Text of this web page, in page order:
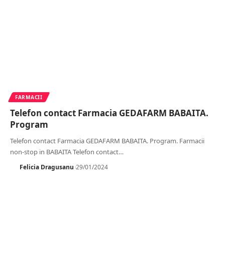
FARMACII
Telefon contact Farmacia GEDAFARM BABAITA.
Program
Telefon contact Farmacia GEDAFARM BABAITA. Program. Farmacii
non-stop in BABAITA Telefon contact…
Felicia Dragusanu 29/01/2024